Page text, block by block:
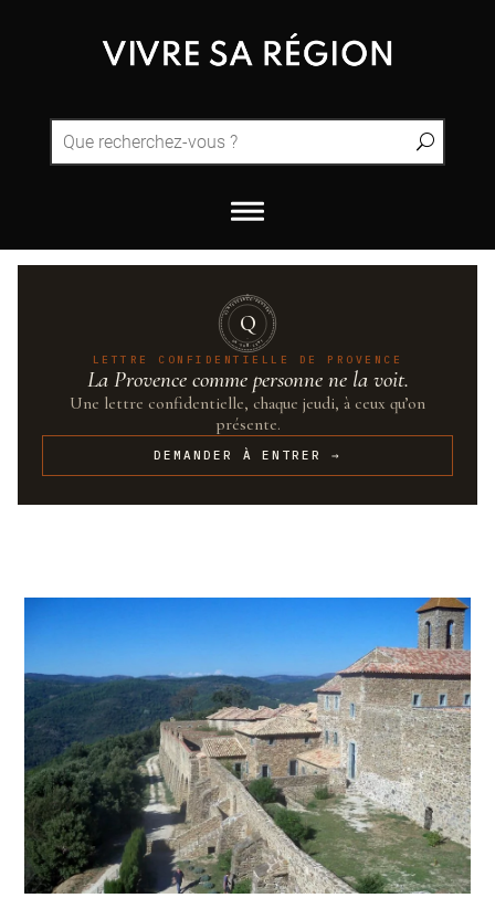
QUINTESSENCE·PROVENCE
UN·SUR·CENT
Q
LETTRE CONFIDENTIELLE DE PROVENCE
La Provence comme personne ne la voit.
Une lettre confidentielle, chaque jeudi, à ceux qu’on
présente.
DEMANDER À ENTRER →